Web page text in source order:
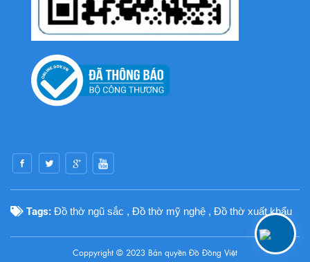
Tags: Đồ thờ ngũ sắc , Đồ thờ mỹ nghệ , Đồ thờ xuất khẩu
Coppyright © 2023 Bản quyền Đồ Đồng Việt